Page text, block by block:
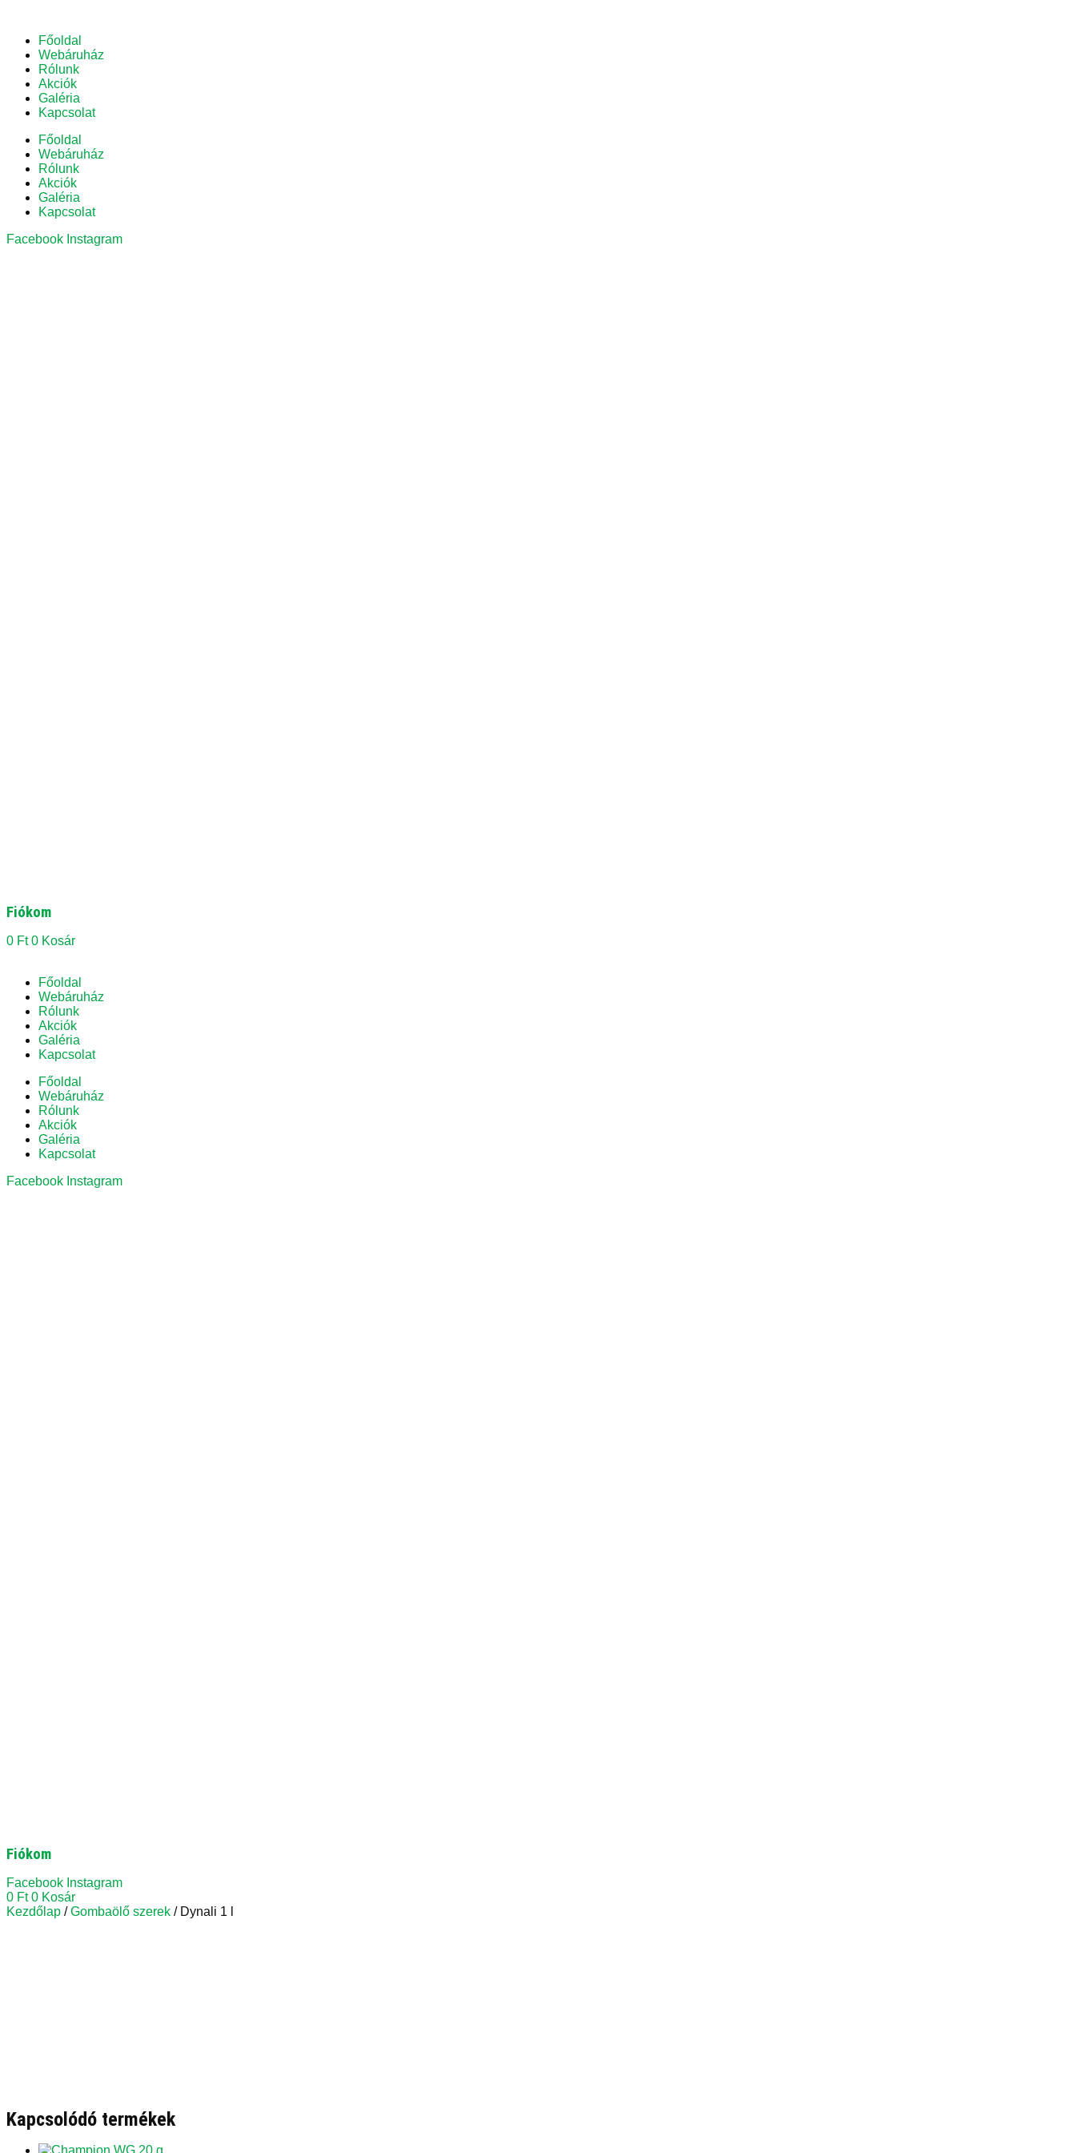
Főoldal
Webáruház
Rólunk
Akciók
Galéria
Kapcsolat
Főoldal
Webáruház
Rólunk
Akciók
Galéria
Kapcsolat
Facebook Instagram
Fiókom
0 Ft 0 Kosár
Főoldal
Webáruház
Rólunk
Akciók
Galéria
Kapcsolat
Főoldal
Webáruház
Rólunk
Akciók
Galéria
Kapcsolat
Facebook Instagram
Fiókom
Facebook Instagram
0 Ft 0 Kosár
Kezdőlap /Gombaölő szerek / Dynali 1 l
Kapcsolódó termékek